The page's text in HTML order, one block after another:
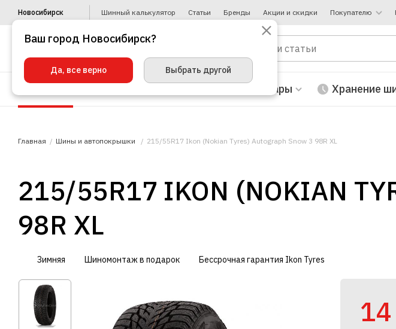
Новосибирск Шинный калькулятор Статьи Бренды Акции и скидки Покупателю
Автотовары Хранение
Главная Шины и автопокрышки 215/55R17 Ikon (Nokian Tyres) Autograph Snow 3 98R XL
215/55R17 IKON (NOKIAN
98R XL
Зимняя Шиномонтаж в подарок Бессрочная гарантия Ikon Tyres
Ваш город Новосибирск?
Да, все верно Выбрать другой